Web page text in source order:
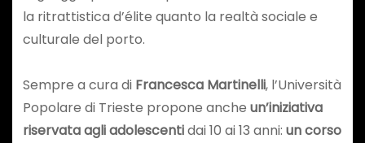
la ritrattistica d’élite quanto la realtà sociale e
culturale del porto.
Sempre a cura di Francesca Martinelli, l’Università
Popolare di Trieste propone anche un’iniziativa
riservata agli adolescentidai 10 ai 13 anni: un corso